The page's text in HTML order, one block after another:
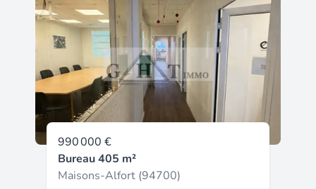
un bail ferme en cours jusqu'en 2029
reconductible. Le loyer annuel est de 102
800 €, pour un prix de vente de 990 000 €
FAI, soit une rentabilité d'environ 10
%.nGHT IMMO - 01 48 93 81 23 - Plus
d'informations sur (réf. 9400410306).
990 000 €
Bureau 405 m²
Maisons-Alfort (94700)